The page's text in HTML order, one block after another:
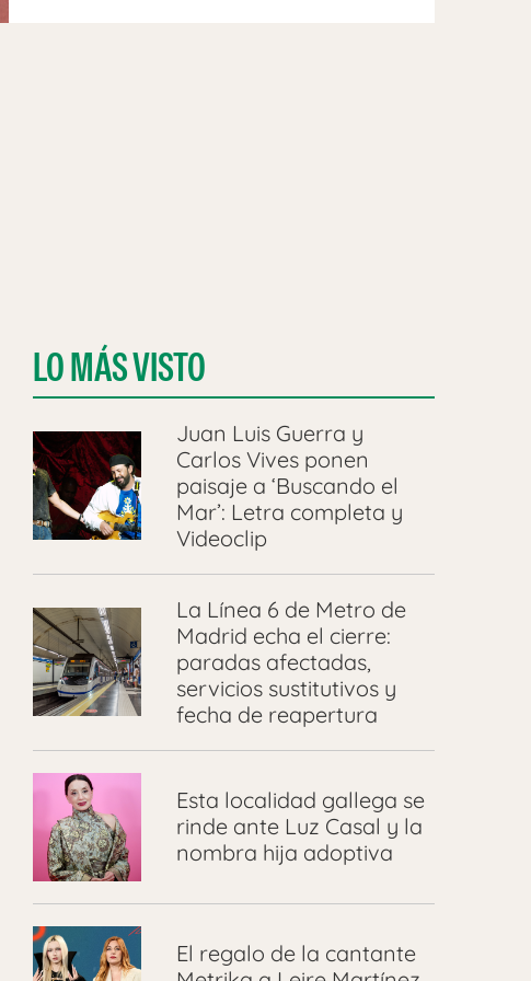
LO MÁS VISTO
Juan Luis Guerra y
Carlos Vives ponen
paisaje a ‘Buscando el
Mar’: Letra completa y
Videoclip
La Línea 6 de Metro de
Madrid echa el cierre:
paradas afectadas,
servicios sustitutivos y
fecha de reapertura
Esta localidad gallega se
rinde ante Luz Casal y la
nombra hija adoptiva
El regalo de la cantante